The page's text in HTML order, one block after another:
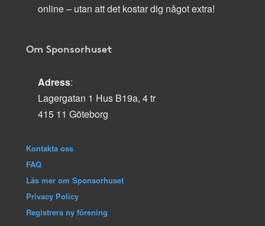
online – utan att det kostar dig något extra!
Om Sponsorhuset
Adress:
Lagergatan 1 Hus B19a, 4 tr
415 11 Göteborg
Kontakta oss
FAQ
Läs mer om Sponsorhuset
Privacy Policy
Registrera ny förening